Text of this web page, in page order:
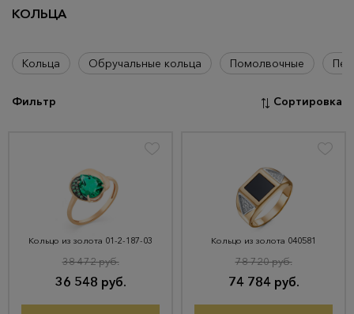
КОЛЬЦА
Кольца Обручальные кольца Помолвочные
Фильтр Сортировка
Кольцо из золота 01-2-187-03
36 548 руб.
38 472 руб.
Кольцо из золота 040581
74 784 руб.
78 720 руб.